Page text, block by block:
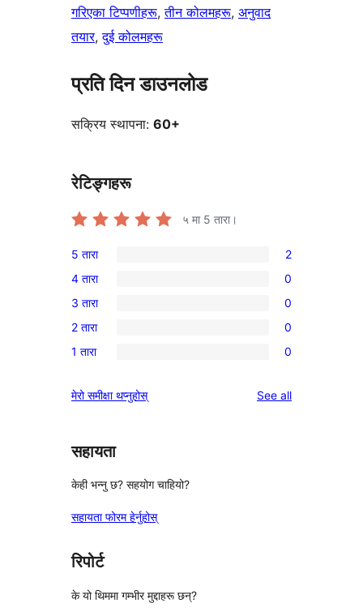
गरिएका टिप्पणीहरू, तीन कोलमहरू, अनुवाद
तयार, दुई कोलमहरू
प्रति दिन डाउनलोड
सक्रिय स्थापना: 60+
रेटिङ्गहरू
५ मा 5 तारा।
2
5-
तारा
समीक्षाहरू
5 तारा 2
0
4-
तारा
समीक्षाहरू
4 तारा 0
0
3-
तारा
3 तारा 0
0
2-
समीक्षाहरू
2 तारा 0
0
तारा
1 तारा 0
मेरो समीक्षा थप्नुहोस् See allreviews
सहायता
केही भन्नु छ? सहयोग चाहियो?
सहायता फोरम हेर्नुहोस्
रिपोर्ट
के यो थिममा गम्भीर मुद्दाहरू छन्?